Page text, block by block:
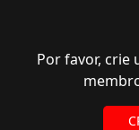
Por favor, crie